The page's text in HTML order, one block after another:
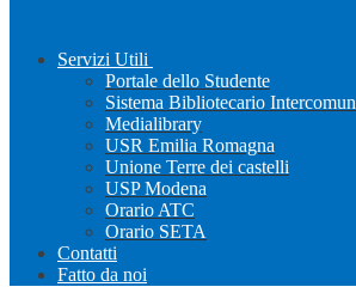
Servizi Utili
Portale dello Studente
Sistema Bibliotecario
Medialibrary
USR Emilia Romagna
Unione Terre dei castelli
USP Modena
Orario ATC
Orario SETA
Contatti
Fatto da noi